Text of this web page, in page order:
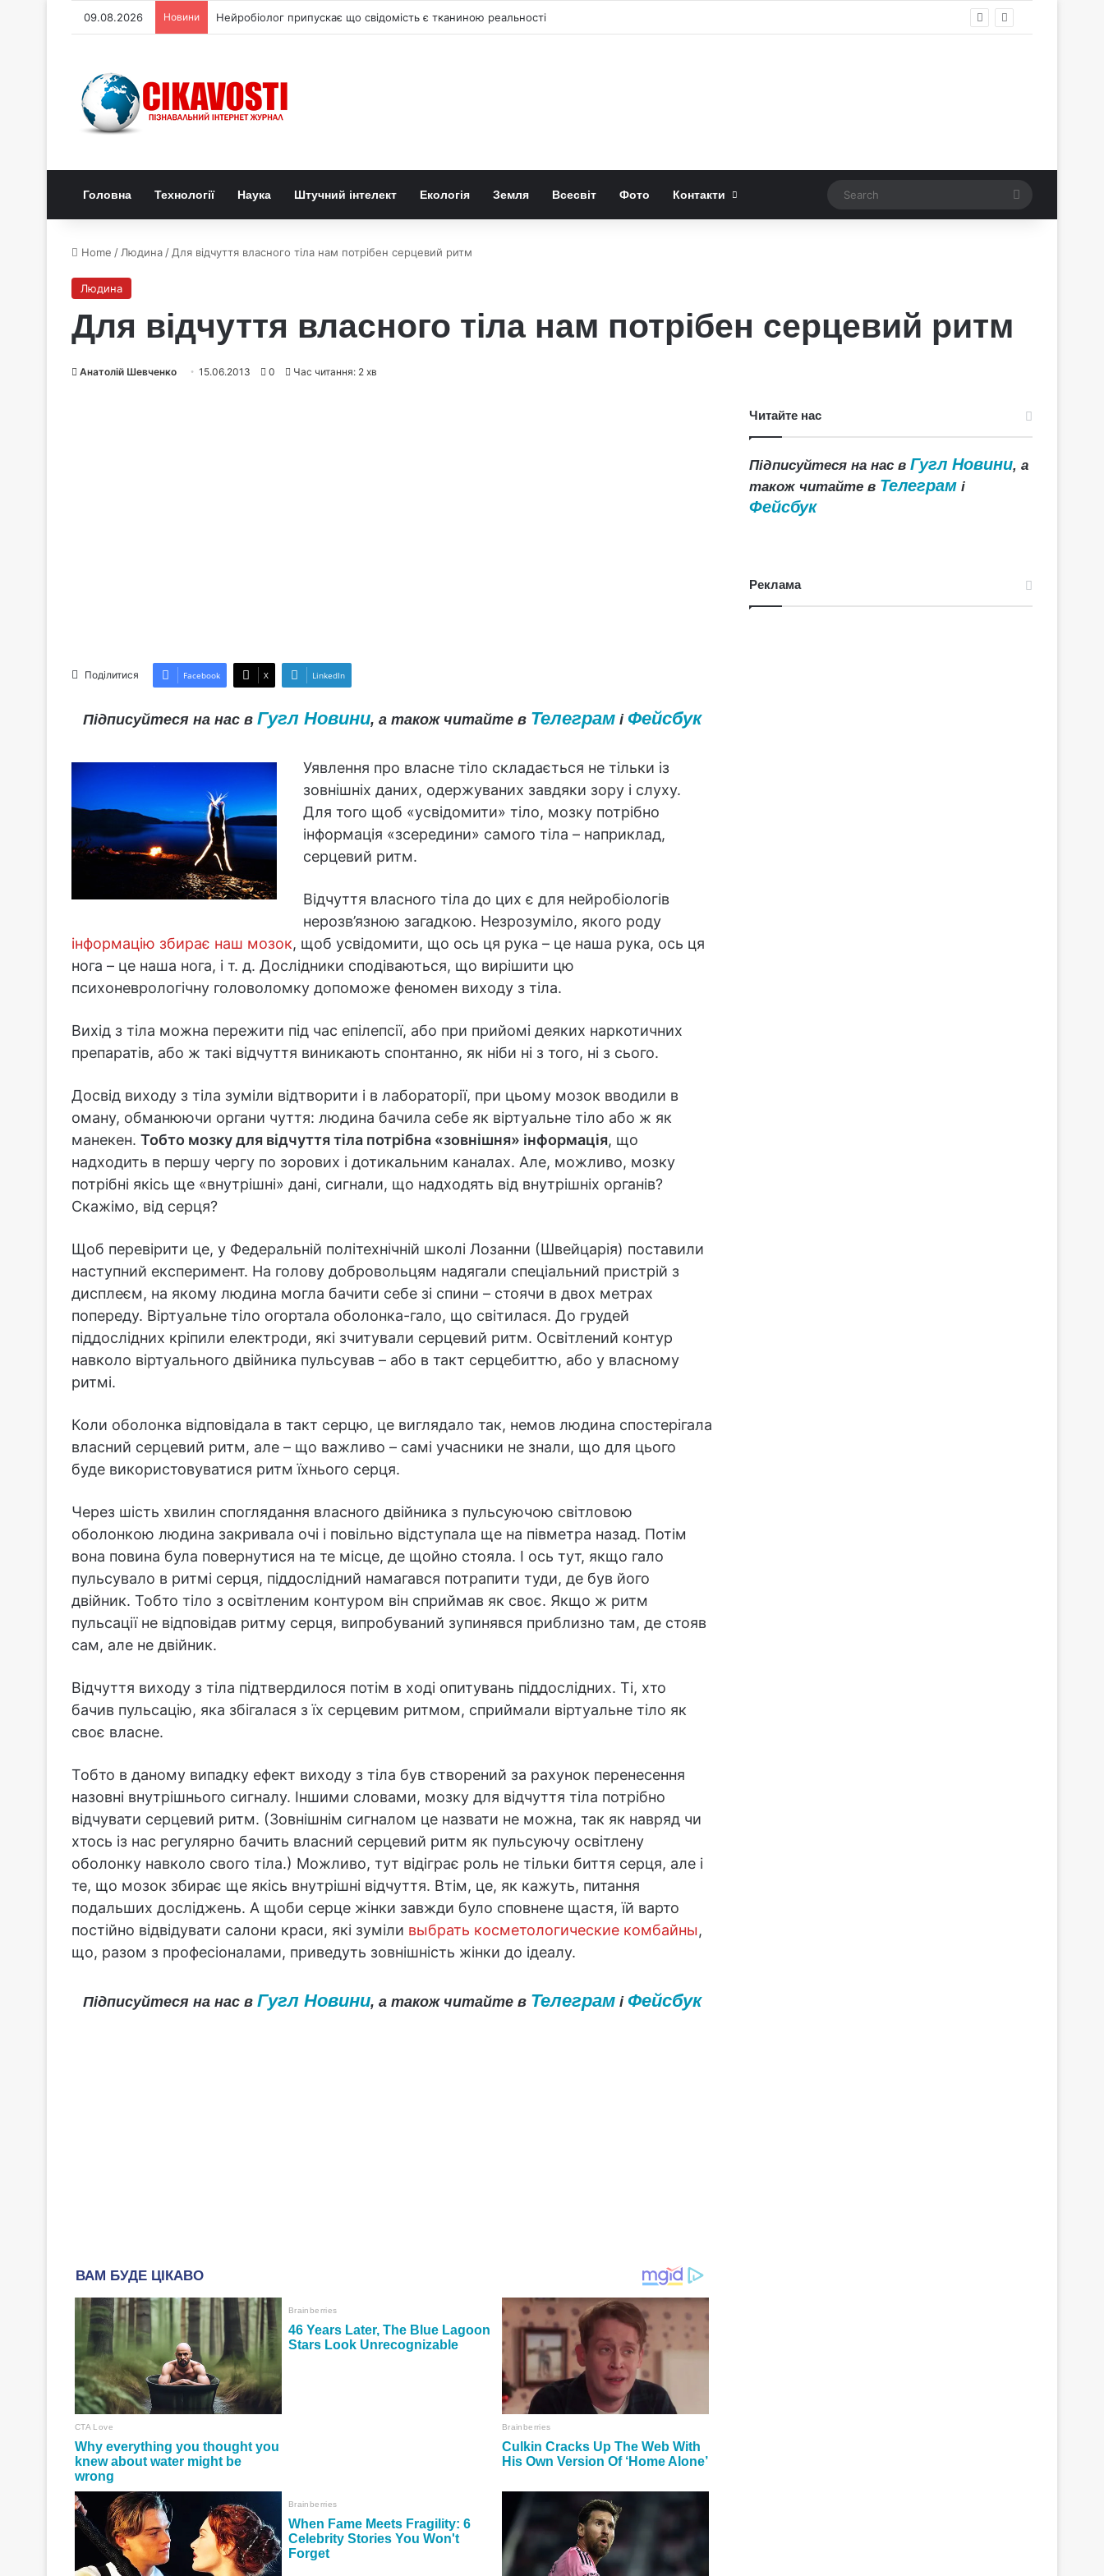
09.08.2026 Новини Нейробіолог припускає що свідомість є тканиною реальності
Головна Технології Наука Штучний інтелект Екологія Земля Всесвіт Фото Контакти Search
Home / Людина / Для відчуття власного тіла нам потрібен серцевий ритм
Людина
Для відчуття власного тіла нам потрібен серцевий ритм
Анатолій Шевченко 15.06.2013 0 Час читання: 2 хв
Поділитися Facebook X LinkedIn
Підписуйтеся на нас в Гугл Новини, а також читайте в Телеграмі Фейсбук
Уявлення про власне тіло складається не тільки із
зовнішніх даних, одержуваних завдяки зору і слуху.
Для того щоб «усвідомити» тіло, мозку потрібно
інформація «зсередини» самого тіла – наприклад,
серцевий ритм.
Відчуття власного тіла до цих є для нейробіологів
нерозв’язною загадкою. Незрозуміло, якого роду
інформацію збирає наш мозок, щоб усвідомити, що ось ця рука – це наша рука, ось ця
нога – це наша нога, і т. д. Дослідники сподіваються, що вирішити цю
психоневрологічну головоломку допоможе феномен виходу з тіла.
Вихід з тіла можна пережити під час епілепсії, або при прийомі деяких наркотичних
препаратів, або ж такі відчуття виникають спонтанно, як ніби ні з того, ні з сього.
Досвід виходу з тіла зуміли відтворити і в лабораторії, при цьому мозок вводили в
оману, обманюючи органи чуття: людина бачила себе як віртуальне тіло або ж як
манекен. Тобто мозку для відчуття тіла потрібна «зовнішня» інформація, що
надходить в першу чергу по зорових і дотикальним каналах. Але, можливо, мозку
потрібні якісь ще «внутрішні» дані, сигнали, що надходять від внутрішніх органів?
Скажімо, від серця?
Щоб перевірити це, у Федеральній політехнічній школі Лозанни (Швейцарія) поставили
наступний експеримент. На голову добровольцям надягали спеціальний пристрій з
дисплеєм, на якому людина могла бачити себе зі спини – стоячи в двох метрах
попереду. Віртуальне тіло огортала оболонка-гало, що світилася. До грудей
піддослідних кріпили електроди, які зчитували серцевий ритм. Освітлений контур
навколо віртуального двійника пульсував – або в такт серцебиттю, або у власному
ритмі.
Коли оболонка відповідала в такт серцю, це виглядало так, немов людина спостерігала
власний серцевий ритм, але – що важливо – самі учасники не знали, що для цього
буде використовуватися ритм їхнього серця.
Через шість хвилин споглядання власного двійника з пульсуючою світловою
оболонкою людина закривала очі і повільно відступала ще на півметра назад. Потім
вона повина була повернутися на те місце, де щойно стояла. І ось тут, якщо гало
пульсувало в ритмі серця, піддослідний намагався потрапити туди, де був його
двійник. Тобто тіло з освітленим контуром він сприймав як своє. Якщо ж ритм
пульсації не відповідав ритму серця, випробуваний зупинявся приблизно там, де стояв
сам, але не двійник.
Відчуття виходу з тіла підтвердилося потім в ході опитувань піддослідних. Ті, хто
бачив пульсацію, яка збігалася з їх серцевим ритмом, сприймали віртуальне тіло як
своє власне.
Тобто в даному випадку ефект виходу з тіла був створений за рахунок перенесення
назовні внутрішнього сигналу. Іншими словами, мозку для відчуття тіла потрібно
відчувати серцевий ритм. (Зовнішнім сигналом це назвати не можна, так як навряд чи
хтось із нас регулярно бачить власний серцевий ритм як пульсуючу освітлену
оболонку навколо свого тіла.) Можливо, тут відіграє роль не тільки биття серця, але і
те, що мозок збирає ще якісь внутрішні відчуття. Втім, це, як кажуть, питання
подальших досліджень. А щоби серце жінки завжди було сповнене щастя, їй варто
постійно відвідувати салони краси, які зуміли выбрать косметологические комбайны,
що, разом з професіоналами, приведуть зовнішність жінки до ідеалу.
Підписуйтеся на нас в Гугл Новини, а також читайте в Телеграмі Фейсбук
Читайте нас
Підписуйтеся на нас вГугл Новини, а
також читайте в Телеграм і
Фейсбук
Реклама